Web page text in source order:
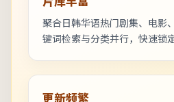
聚合日韩华语热门剧集、电影
键词检索与分类并行，快速锁
更新频繁